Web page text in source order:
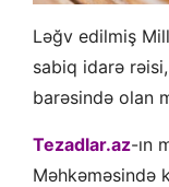
Ləğv edilmiş
sabiq idarə
barəsində olan
Tezadlar.az-ın
Məhkəməsində